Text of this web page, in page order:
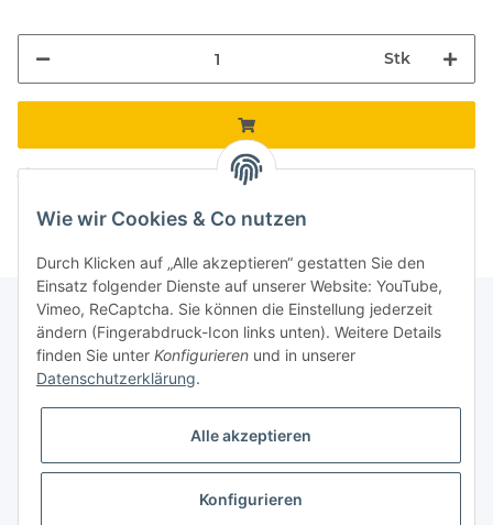
Stk
Loading... Komponenten werden geladen ...
Informationen
Galerie
Wie wir Cookies & Co nutzen
Durch Klicken auf „Alle akzeptieren“ gestatten Sie den
Einsatz folgender Dienste auf unserer Website: YouTube,
Vimeo, ReCaptcha. Sie können die Einstellung jederzeit
ändern (Fingerabdruck-Icon links unten). Weitere Details
finden Sie unter Konfigurieren und in unserer
Datenschutzerklärung.
Alle akzeptieren
Konfigurieren